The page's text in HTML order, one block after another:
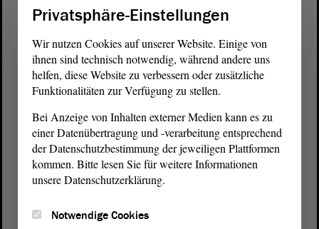
Postanschrift
Landtagvon Sachsen-Anhalt
39104 Magdeburg
Privatsphäre-Einstellungen
Wir nutzen Cookies auf unserer Website. Einige von
ihnen sind technisch notwendig, während andere uns
helfen, diese Website zu verbessern oder zusätzliche
Funktionalitäten zur Verfügung zu stellen.
Bei Anzeige von Inhalten externer Medien kann es zu
einer Datenübertragung und -verarbeitung entsprechend
der Datenschutzbestimmung der jeweiligen Plattformen
kommen. Bitte lesen Sie für weitere Informationen
unsere Datenschutzerklärung.
Notwendige Cookies